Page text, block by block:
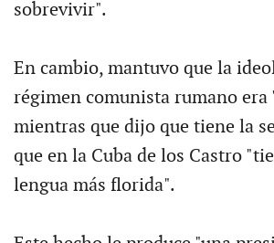
sobrevivir".
En cambio, mantuvo que la
régimen comunista rumano era
mientras que dijo que tiene la
que en la Cuba de los Castro
lengua más florida".